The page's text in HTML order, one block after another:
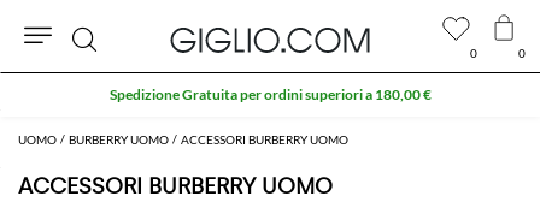
UOMO BURBERRY UOMO ACCESSORI BURBERRY UOMO
ACCESSORI BURBERRY UOMO
0 0
Cerca
Spedizione Gratuita per ordini superiori a 180,00 €